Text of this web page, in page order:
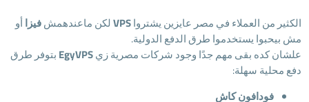
الكثير من العملاء في مصر عايزين يشترواVPSلكن ماعندهمشفيزاأو
مش بيحبوا يستخدموا طرق الدفع الدولية.
علشان كده بقى مهم جدًا وجود شركات مصرية زيEgyVPS بتوفر طرق
دفع محلية سهلة:
فودافون كاش